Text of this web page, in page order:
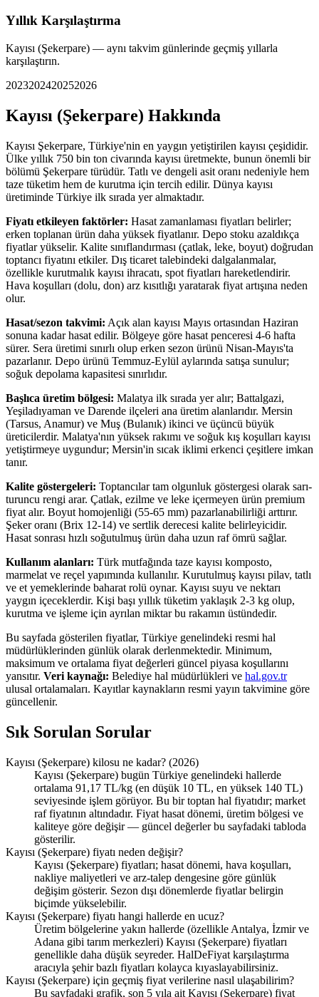
Yıllık Karşılaştırma
Kayısı (Şekerpare) — aynı takvim günlerinde geçmiş yıllarla
karşılaştırın.
2023202420252026
Kayısı (Şekerpare) Hakkında
Kayısı Şekerpare, Türkiye'nin en yaygın yetiştirilen kayısı çeşididir.
Ülke yıllık 750 bin ton civarında kayısı üretmekte, bunun önemli bir
bölümü Şekerpare türüdür. Tatlı ve dengeli asit oranı nedeniyle hem
taze tüketim hem de kurutma için tercih edilir. Dünya kayısı
üretiminde Türkiye ilk sırada yer almaktadır.
Fiyatı etkileyen faktörler: Hasat zamanlaması fiyatları belirler;
erken toplanan ürün daha yüksek fiyatlanır. Depo stoku azaldıkça
fiyatlar yükselir. Kalite sınıflandırması (çatlak, leke, boyut) doğrudan
toptancı fiyatını etkiler. Dış ticaret talebindeki dalgalanmalar,
özellikle kurutmalık kayısı ihracatı, spot fiyatları hareketlendirir.
Hava koşulları (dolu, don) arz kısıtlığı yaratarak fiyat artışına neden
olur.
Hasat/sezon takvimi: Açık alan kayısı Mayıs ortasından Haziran
sonuna kadar hasat edilir. Bölgeye göre hasat penceresi 4-6 hafta
sürer. Sera üretimi sınırlı olup erken sezon ürünü Nisan-Mayıs'ta
pazarlanır. Depo ürünü Temmuz-Eylül aylarında satışa sunulur;
soğuk depolama kapasitesi sınırlıdır.
Başlıca üretim bölgesi: Malatya ilk sırada yer alır; Battalgazi,
Yeşiladıyaman ve Darende ilçeleri ana üretim alanlarıdır. Mersin
(Tarsus, Anamur) ve Muş (Bulanık) ikinci ve üçüncü büyük
üreticilerdir. Malatya'nın yüksek rakımı ve soğuk kış koşulları kayısı
yetiştirmeye uygundur; Mersin'in sıcak iklimi erkenci çeşitlere imkan
tanır.
Kalite göstergeleri: Toptancılar tam olgunluk göstergesi olarak sarı-
turuncu rengi arar. Çatlak, ezilme ve leke içermeyen ürün premium
fiyat alır. Boyut homojenliği (55-65 mm) pazarlanabilirliği arttırır.
Şeker oranı (Brix 12-14) ve sertlik derecesi kalite belirleyicidir.
Hasat sonrası hızlı soğutulmuş ürün daha uzun raf ömrü sağlar.
Kullanım alanları: Türk mutfağında taze kayısı komposto,
marmelat ve reçel yapımında kullanılır. Kurutulmuş kayısı pilav, tatlı
ve et yemeklerinde baharat rolü oynar. Kayısı suyu ve nektarı
yaygın içeceklerdir. Kişi başı yıllık tüketim yaklaşık 2-3 kg olup,
kurutma ve işleme için ayrılan miktar bu rakamın üstündedir.
Bu sayfada gösterilen fiyatlar, Türkiye genelindeki resmi hal
müdürlüklerinden günlük olarak derlenmektedir. Minimum,
maksimum ve ortalama fiyat değerleri güncel piyasa koşullarını
yansıtır. Veri kaynağı: Belediye hal müdürlükleri ve hal.gov.tr
ulusal ortalamaları. Kayıtlar kaynakların resmi yayın takvimine göre
güncellenir.
Sık Sorulan Sorular
Kayısı (Şekerpare) kilosu ne kadar? (2026)
Kayısı (Şekerpare) bugün Türkiye genelindeki hallerde
ortalama 91,17 TL/kg (en düşük 10 TL, en yüksek 140 TL)
seviyesinde işlem görüyor. Bu bir toptan hal fiyatıdır; market
raf fiyatının altındadır. Fiyat hasat dönemi, üretim bölgesi ve
kaliteye göre değişir — güncel değerler bu sayfadaki tabloda
gösterilir.
Kayısı (Şekerpare) fiyatı neden değişir?
Kayısı (Şekerpare) fiyatları; hasat dönemi, hava koşulları,
nakliye maliyetleri ve arz-talep dengesine göre günlük
değişim gösterir. Sezon dışı dönemlerde fiyatlar belirgin
biçimde yükselebilir.
Kayısı (Şekerpare) fiyatı hangi hallerde en ucuz?
Üretim bölgelerine yakın hallerde (özellikle Antalya, İzmir ve
Adana gibi tarım merkezleri) Kayısı (Şekerpare) fiyatları
genellikle daha düşük seyreder. HalDeFiyat karşılaştırma
aracıyla şehir bazlı fiyatları kolayca kıyaslayabilirsiniz.
Kayısı (Şekerpare) için geçmiş fiyat verilerine nasıl ulaşabilirim?
Bu sayfadaki grafik, son 5 yıla ait Kayısı (Şekerpare) fiyat